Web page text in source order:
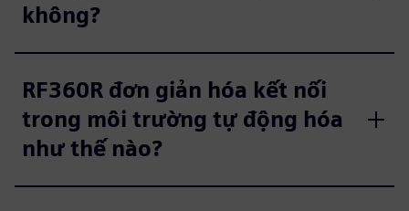
không?
RF360R đơn giản hóa kết nối
trong môi trường tự động hóa
như thế nào?